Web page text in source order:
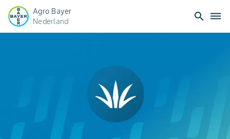
Agro Bayer
Nederland
search dehaze